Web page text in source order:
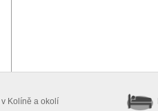
v Kolíně a okolí